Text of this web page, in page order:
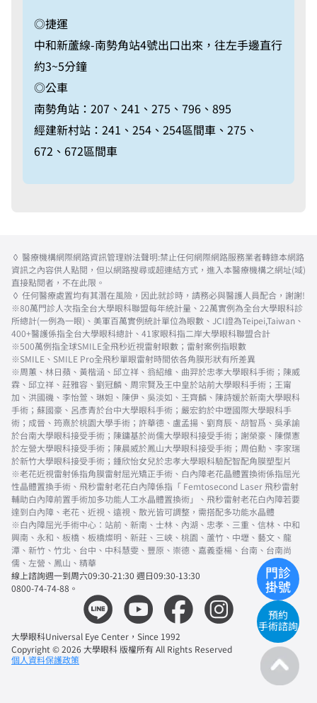
◎捷運
中和新蘆線-南勢角站4號出口出來，往左手邊直行
約3~5分鐘
◎公車
南勢角站： 207、241、275、796、895
經建新村站： 241、254、254區間車、275、
672、672區間車
◊ 醫療機構網際網路資訊管理辦法聲明:禁止任何網際網路服務業者轉錄本網路
資訊之內容供人點閱，但以網路搜尋或超連結方式，進入本醫療機構之網址(域)
直接點閱者，不在此限。
◊ 任何醫療處置均有其潛在風險，因此就診時，請務必與醫護人員配合，謝謝!
※80萬門診人次指全台大學眼科聯盟每年統計量、22萬實例為全台大學眼科診
所總計(一例為一眼)、美軍百萬實例統計單位為眼數、JCI證為Teipei,Taiwan、
400+醫護係指全台大學眼科總計、41家眼科指二岸大學眼科聯盟合計
※500萬例指全球SMILE全飛秒近視雷射眼數；雷射案例指眼數
※SMILE、SMILE Pro全飛秒單眼雷射時間依各角膜形狀有所差異
※周蕙、林日蘋、黃楷涵、邱立祥、翁紹維、曲羿於忠孝大學眼科手術；陳威
霖、邱立祥、莊雅容、劉冠麟、周宗賢及王中皇於站前大學眼科手術；王甯
加、洪國磯、李怡萱、琳妲、陳伊、吳淡如、王齊麟、陳詩媛於新南大學眼科
手術；蘇國豪、呂彥青於台中大學眼科手術；嚴宏鈞於中壢國際大學眼科手
術；成晉、筠熹於桃園大學手術；許華德、盧孟揚、劉育辰、胡智爲、吳承諭
於台南大學眼科接受手術；陳鏞基於尚儒大學眼科接受手術；謝榮豪、陳傑憲
於左營大學眼科接受手術；陳晨威於鳳山大學眼科接受手術；周伯勳、李家瑞
於新竹大學眼科接受手術；鍾欣怡女兒於忠孝大學眼科驗配智配角膜塑型片
※老花近視雷射係指角膜雷射屈光矯正手術、白內障老花晶體置換術係指屈光
性晶體置換手術、飛秒雷射老花白內障係指「 Femtosecond Laser 飛秒雷射
輔助白內障前置手術加多功能人工水晶體置換術」、飛秒雷射老花白內障若要
達到白內障、老花、近視、遠視、散光皆可調整，需搭配多功能水晶體
※白內障屈光手術中心：站前、新南、士林、內湖、忠孝、三重、信林、中和
興南、永和、板橋、板橋燦明、新莊、三峽、桃園、蘆竹、中壢、藝文、龍
潭、新竹、竹北、台中、中科慧雯、豐原、崇德、嘉義垂楊、台南、台南尚
儒、左營、鳳山、精華
線上諮詢週一到周六09:30-21:30 週日09:30-13:30
0800-74-74-88。
大學眼科Universal Eye Center，Since 1992
Copyright © 2026 大學眼科 版權所有 All Rights Reserved
個人資料保護政策
門診
掛號
預約
手術諮詢